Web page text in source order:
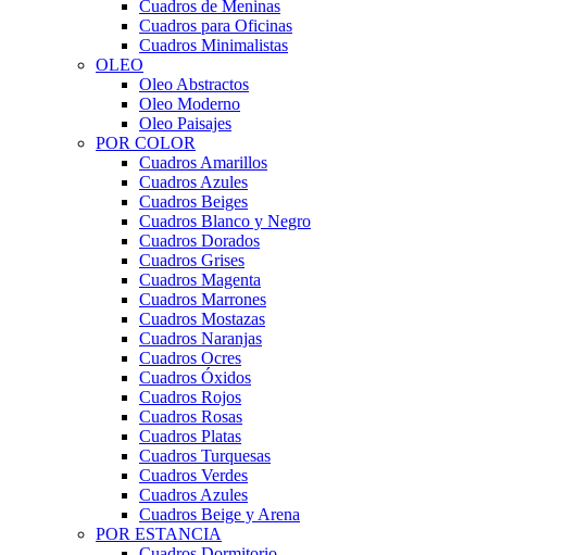
Cuadros de Meninas
Cuadros para Oficinas
Cuadros Minimalistas
OLEO
Oleo Abstractos
Oleo Moderno
Oleo Paisajes
POR COLOR
Cuadros Amarillos
Cuadros Azules
Cuadros Beiges
Cuadros Blanco y Negro
Cuadros Dorados
Cuadros Grises
Cuadros Magenta
Cuadros Marrones
Cuadros Mostazas
Cuadros Naranjas
Cuadros Ocres
Cuadros Óxidos
Cuadros Rojos
Cuadros Rosas
Cuadros Platas
Cuadros Turquesas
Cuadros Verdes
Cuadros Azules
Cuadros Beige y Arena
POR ESTANCIA